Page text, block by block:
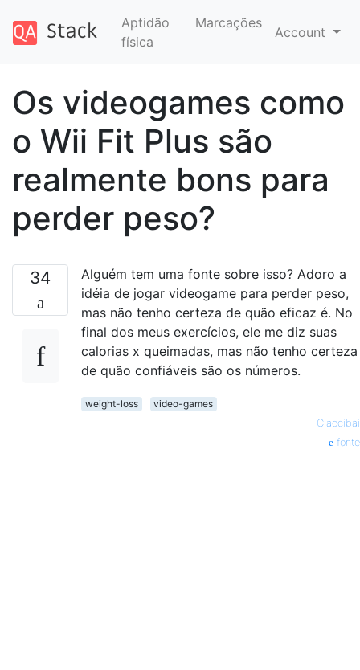
Aptidão
física
Marcações
Account
Os videogames como
o Wii Fit Plus são
realmente bons para
perder peso?
34
Alguém tem uma fonte sobre isso? Adoro a
idéia de jogar videogame para perder peso,
mas não tenho certeza de quão eficaz é. No
final dos meus exercícios, ele me diz suas
calorias x queimadas, mas não tenho certeza
de quão confiáveis ​​são os números.
weight-loss
video-games
— Ciaocibai
fonte